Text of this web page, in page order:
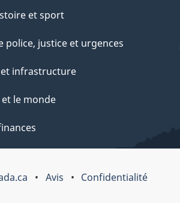
et sport
police, justice et urgences
infrastructure
et le monde
Avis Confidentialité